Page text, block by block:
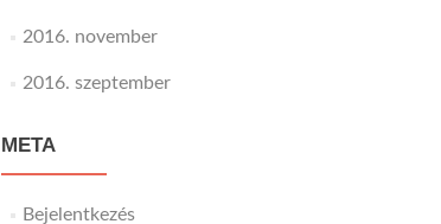
2016. november
2016. szeptember
META
Bejelentkezés